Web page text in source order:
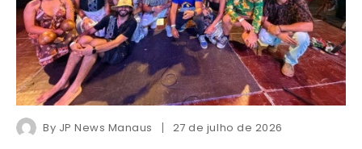
By JP News Manaus 27 de julho de 2026